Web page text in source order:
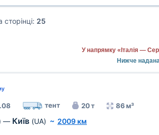
сторінці: 25
У напрямку «Італія —
Нижче надана
тент 20 т 86 м³
— Київ (UA) ~ 2009 км